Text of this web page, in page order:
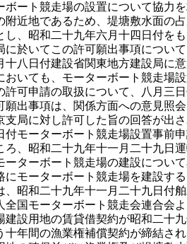
ボート競走場の設置について協力
附近地であるため、堤塘敷水面の
し、昭和二十九年六月十四日付を
於いてこの許可願出事項につい
十八日付建設省関東地方建設局に
おいても、モーターボート競走場
許可申請の取扱について、八月三
出事項は、関係方面への意見照
支局に対し許可した旨の回答が出
モーターボート競走場設置事前
ろ、昭和二十九年十一月二十九日
ーターボート競走場の建設につい
にモーターボート競走場を建設す
昭和二十九年十一月二十九日付
全国モーターボート競走会連合会
設用地の賃貸借契約が昭和二十
十年間の漁業権補償契約が締結さ